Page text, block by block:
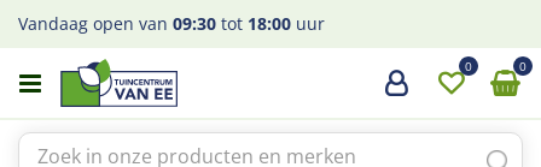
a
Vandaag open van 09:30 tot 18:00 uur